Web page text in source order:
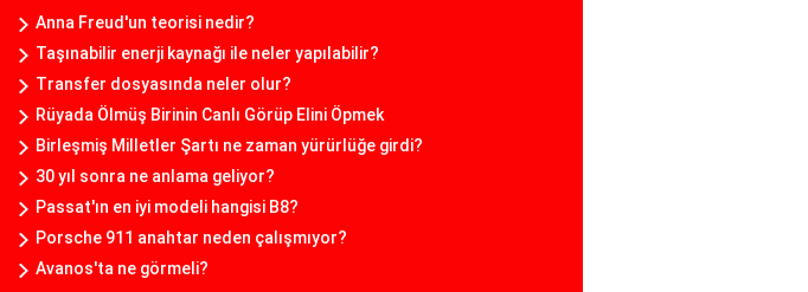
Anna Freud'un teorisi nedir?
Taşınabilir enerji kaynağı ile neler yapılabilir?
Transfer dosyasında neler olur?
Rüyada Ölmüş Birinin Canlı Görüp Elini Öpmek
Birleşmiş Milletler Şartı ne zaman yürürlüğe girdi?
30 yıl sonra ne anlama geliyor?
Passat'ın en iyi modeli hangisi B8?
Porsche 911 anahtar neden çalışmıyor?
Avanos'ta ne görmeli?